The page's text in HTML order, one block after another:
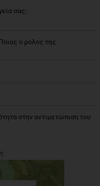
σας;
ο ρόλος της
στην αντιμετώπιση του